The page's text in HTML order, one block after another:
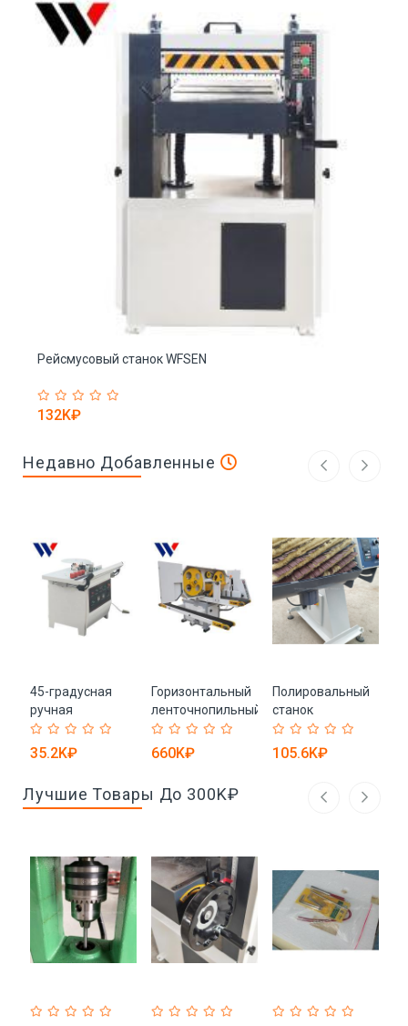
Рейсмусовый станок WFSEN
132K₽
Недавно Добавленные
45-градусная
ручная
кромкооблицовочная
машина
35.2K₽
Горизонтальный
ленточнопильный
станок по дереву
660K₽
Полировальный
станок
105.6K₽
Лучшие Товары До 300K₽